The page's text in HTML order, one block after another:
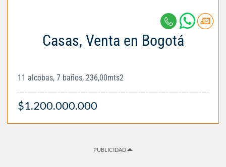
Casas, Venta en Bogotá
11 alcobas, 7 baños, 236,00mts2
$1.200.000.000
PUBLICIDAD